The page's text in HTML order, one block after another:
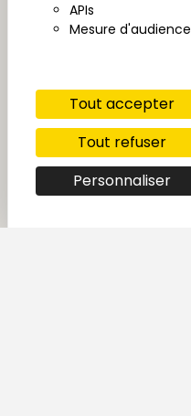
APIs
Mesure d'audience
Tout accepter
Tout refuser
Personnaliser